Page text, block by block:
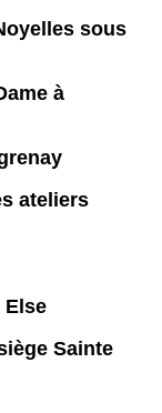
sous
à
ateliers
Else
Sainte